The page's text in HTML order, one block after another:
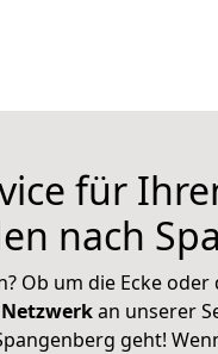
für
nach
Ob um die Ecke
an unserer
geht!